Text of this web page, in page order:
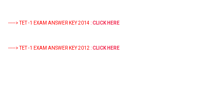
-----> TET -1 EXAM ANSWER KEY 2014 :CLICK HERE
-----> TET -1 EXAM ANSWER KEY 2012 :CLICK HERE